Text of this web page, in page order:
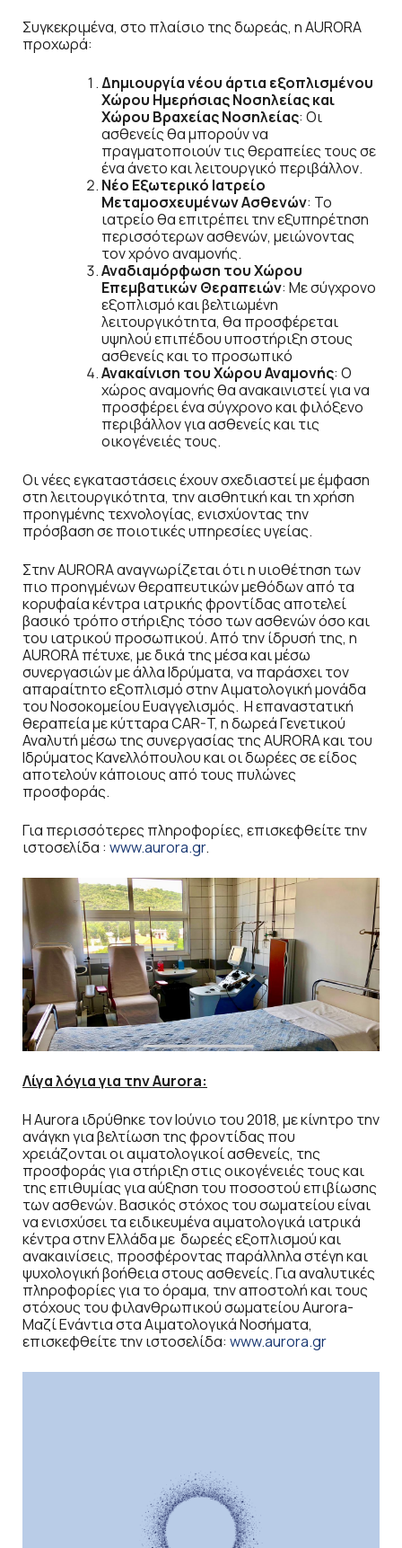
Συγκεκριμένα, στο πλαίσιο της δωρεάς, η AURORA
προχωρά:
Δημιουργία νέου άρτια εξοπλισμένου
Χώρου Ημερήσιας Νοσηλείας και
Χώρου Βραχείας Νοσηλείας: Οι
ασθενείς θα μπορούν να
πραγματοποιούν τις θεραπείες τους σε
ένα άνετο και λειτουργικό περιβάλλον.
Νέο Εξωτερικό Ιατρείο
Μεταμοσχευμένων Ασθενών: Το
ιατρείο θα επιτρέπει την εξυπηρέτηση
περισσότερων ασθενών, μειώνοντας
τον χρόνο αναμονής.
Αναδιαμόρφωση του Χώρου
Επεμβατικών Θεραπειών: Με σύγχρονο
εξοπλισμό και βελτιωμένη
λειτουργικότητα, θα προσφέρεται
υψηλού επιπέδου υποστήριξη στους
ασθενείς και το προσωπικό
Ανακαίνιση του Χώρου Αναμονής: O
χώρος αναμονής θα ανακαινιστεί για να
προσφέρει ένα σύγχρονο και φιλόξενο
περιβάλλον για ασθενείς και τις
οικογένειές τους.
Οι νέες εγκαταστάσεις έχουν σχεδιαστεί με έμφαση
στη λειτουργικότητα, την αισθητική και τη χρήση
προηγμένης τεχνολογίας, ενισχύοντας την
πρόσβαση σε ποιοτικές υπηρεσίες υγείας.
Στην AURORA αναγνωρίζεται ότι η υιοθέτηση των
πιο προηγμένων θεραπευτικών μεθόδων από τα
κορυφαία κέντρα ιατρικής φροντίδας αποτελεί
βασικό τρόπο στήριξης τόσο των ασθενών όσο και
του ιατρικού προσωπικού. Από την ίδρυσή της, η
AURORA πέτυχε, με δικά της μέσα και μέσω
συνεργασιών με άλλα Ιδρύματα, να παράσχει τον
απαραίτητο εξοπλισμό στην Αιματολογική μονάδα
του Νοσοκομείου Ευαγγελισμός. Η επαναστατική
θεραπεία με κύτταρα CAR-T, η δωρεά Γενετικού
Αναλυτή μέσω της συνεργασίας της AURORA και του
Ιδρύματος Κανελλόπουλου και οι δωρέες σε είδος
αποτελούν κάποιους από τους πυλώνες
προσφοράς.
Για περισσότερες πληροφορίες, επισκεφθείτε την
ιστοσελίδα : www.aurora.gr.
Λίγα λόγια για την Aurora:
Η Aurora ιδρύθηκε τον Ιούνιο του 2018, με κίνητρο την
ανάγκη για βελτίωση της φροντίδας που
χρειάζονται οι αιματολογικοί ασθενείς, της
προσφοράς για στήριξη στις οικογένειές τους και
της επιθυμίας για αύξηση του ποσοστού επιβίωσης
των ασθενών. Βασικός στόχος του σωματείου είναι
να ενισχύσει τα ειδικευμένα αιματολογικά ιατρικά
κέντρα στην Ελλάδα με δωρεές εξοπλισμού και
ανακαινίσεις, προσφέροντας παράλληλα στέγη και
ψυχολογική βοήθεια στους ασθενείς. Για αναλυτικές
πληροφορίες για το όραμα, την αποστολή και τους
στόχους του φιλανθρωπικού σωματείου Aurora-
Μαζί Ενάντια στα Αιματολογικά Nοσήματα,
επισκεφθείτε την ιστοσελίδα: www.aurora.gr